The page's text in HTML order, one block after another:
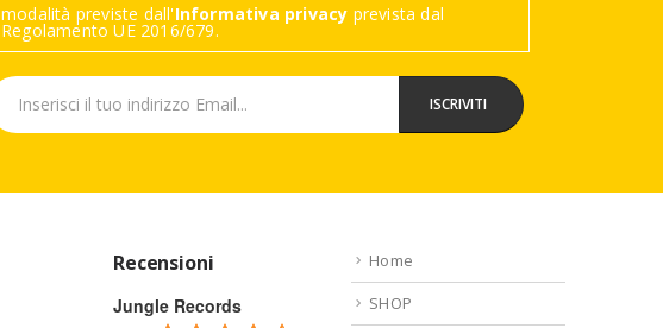
modalità previste dall'Informativa privacy prevista dal
Regolamento UE 2016/679.
Recensioni
Jungle Records
Home
SHOP